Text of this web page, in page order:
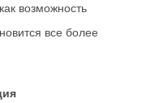
возможность
все более